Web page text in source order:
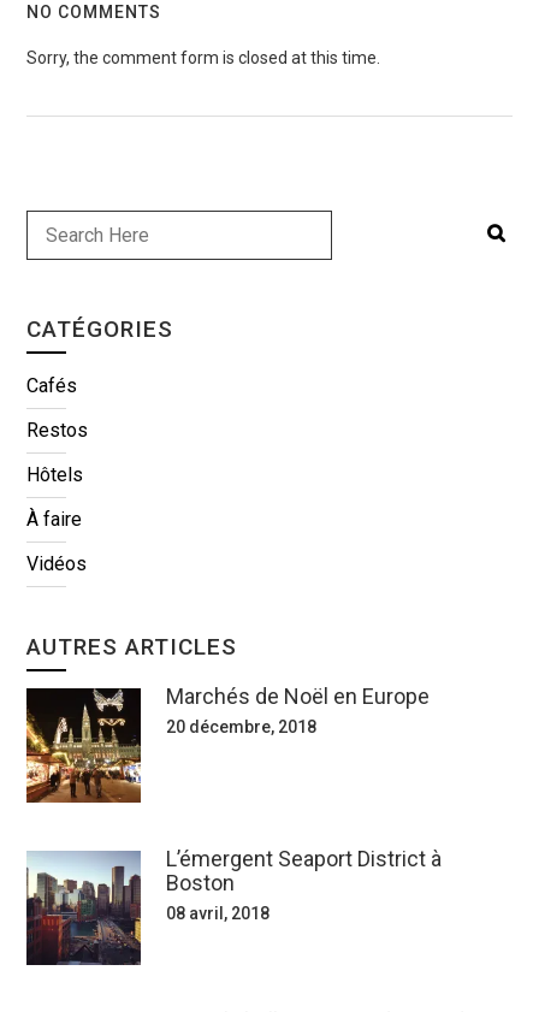
NO COMMENTS
Sorry, the comment form is closed at this time.
CATÉGORIES
Cafés
Restos
Hôtels
À faire
Vidéos
AUTRES ARTICLES
Marchés de Noël en Europe
20 décembre, 2018
L’émergent Seaport District à
Boston
08 avril, 2018